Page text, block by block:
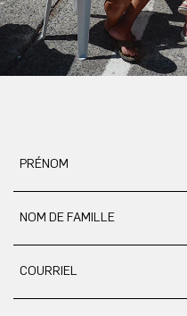
PRÉNOM
NOM DE FAMILLE
COURRIEL